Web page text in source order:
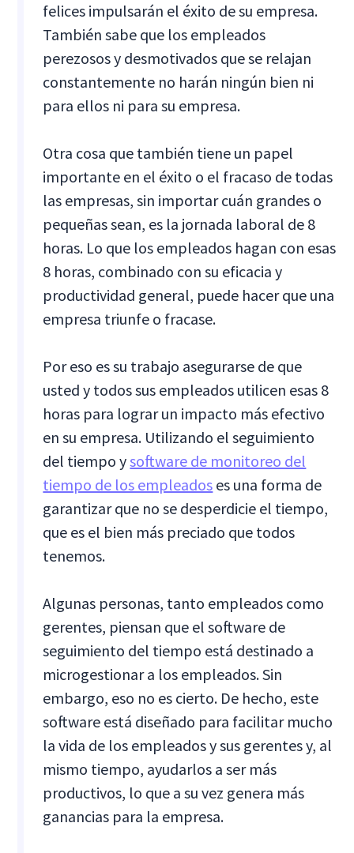
felices impulsarán el éxito de su empresa.
También sabe que los empleados
perezosos y desmotivados que se relajan
constantemente no harán ningún bien ni
para ellos ni para su empresa.
Otra cosa que también tiene un papel
importante en el éxito o el fracaso de todas
las empresas, sin importar cuán grandes o
pequeñas sean, es la jornada laboral de 8
horas. Lo que los empleados hagan con esas
8 horas, combinado con su eficacia y
productividad general, puede hacer que una
empresa triunfe o fracase.
Por eso es su trabajo asegurarse de que
usted y todos sus empleados utilicen esas 8
horas para lograr un impacto más efectivo
en su empresa. Utilizando el seguimiento
del tiempo ysoftware de monitoreo del
tiempo de los empleados es una forma de
garantizar que no se desperdicie el tiempo,
que es el bien más preciado que todos
tenemos.
Algunas personas, tanto empleados como
gerentes, piensan que el software de
seguimiento del tiempo está destinado a
microgestionar a los empleados. Sin
embargo, eso no es cierto. De hecho, este
software está diseñado para facilitar mucho
la vida de los empleados y sus gerentes y, al
mismo tiempo, ayudarlos a ser más
productivos, lo que a su vez genera más
ganancias para la empresa.